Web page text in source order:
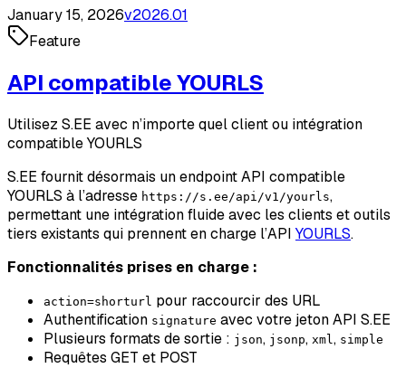
January 15, 2026v2026.01
Feature
API compatible YOURLS
Utilisez S.EE avec n’importe quel client ou intégration
compatible YOURLS
S.EE fournit désormais un endpoint API compatible
YOURLS à l’adresse https://s.ee/api/v1/yourls,
permettant une intégration fluide avec les clients et outils
tiers existants qui prennent en charge l’API YOURLS.
Fonctionnalités prises en charge :
action=shorturl pour raccourcir des URL
Authentification signature avec votre jeton API S.EE
Plusieurs formats de sortie : json, jsonp, xml , simple
Requêtes GET et POST